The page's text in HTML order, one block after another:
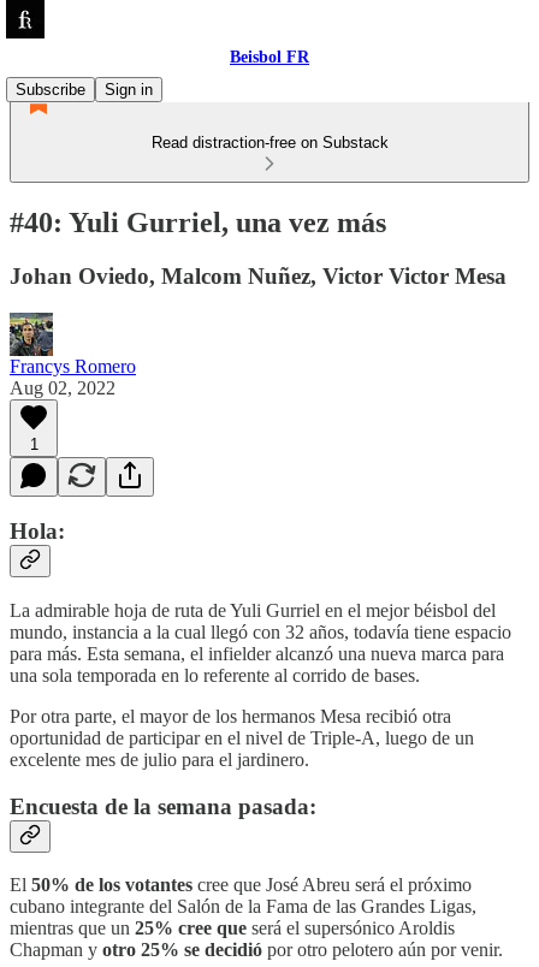
Beisbol FR
Subscribe
Sign in
Read distraction-free on Substack
#40: Yuli Gurriel, una vez más
Johan Oviedo, Malcom Nuñez, Victor Victor Mesa
Francys Romero
Aug 02, 2022
1
Hola:
La admirable hoja de ruta de Yuli Gurriel en el mejor béisbol del
mundo, instancia a la cual llegó con 32 años, todavía tiene espacio
para más. Esta semana, el infielder alcanzó una nueva marca para
una sola temporada en lo referente al corrido de bases.
Por otra parte, el mayor de los hermanos Mesa recibió otra
oportunidad de participar en el nivel de Triple-A, luego de un
excelente mes de julio para el jardinero.
Encuesta de la semana pasada:
El 50% de los votantes cree que José Abreu será el próximo
cubano integrante del Salón de la Fama de las Grandes Ligas,
mientras que un 25% cree que será el supersónico Aroldis
Chapman y otro 25% se decidió por otro pelotero aún por venir.